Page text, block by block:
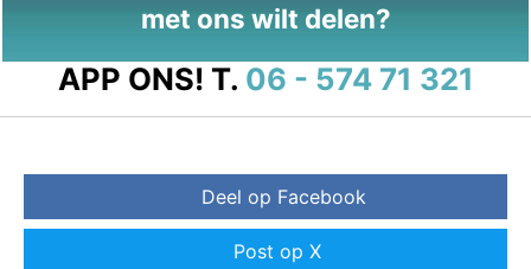
met ons wilt delen?
APP ONS! T. 06 - 574 71 321
Deel op Facebook
Post op X